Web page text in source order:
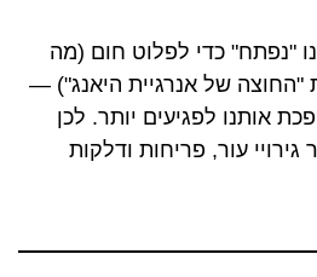
"נפתח" כדי לפלוט חום (מה
"החוצה של אנרגיית היאנג") —
אותנו לפגיעים יותר. לכן
גירויי עור, פריחות ודלקות